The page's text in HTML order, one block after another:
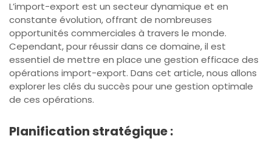
L’import-export est un secteur dynamique et en
constante évolution, offrant de nombreuses
opportunités commerciales à travers le monde.
Cependant, pour réussir dans ce domaine, il est
essentiel de mettre en place une gestion efficace des
opérations import-export. Dans cet article, nous allons
explorer les clés du succès pour une gestion optimale
de ces opérations.
Planification stratégique :